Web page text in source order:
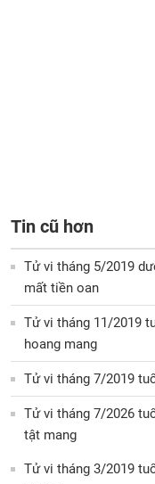
Tin cũ hơn
Tử vi tháng 5/2019
mất tiền oan
Tử vi tháng 11/2019
hoang mang
Tử vi tháng 7/2019
Tử vi tháng 7/2026
tật mang
Tử vi tháng 3/2019